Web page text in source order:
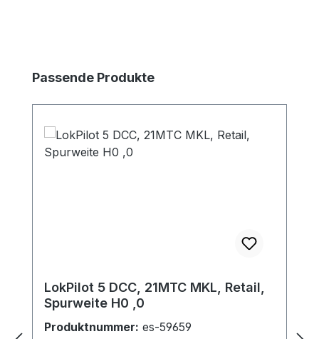
Produktgalerie überspringen
Passende Produkte
LokPilot 5 DCC, 21MTC MKL, Retail,
Spurweite H0 ,0
Produktnummer: es-59659